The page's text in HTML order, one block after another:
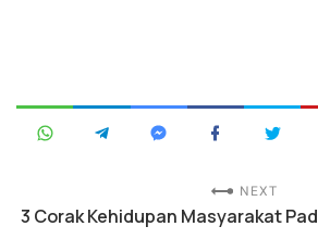
NEXT
3 Corak Kehidupan Masyarakat